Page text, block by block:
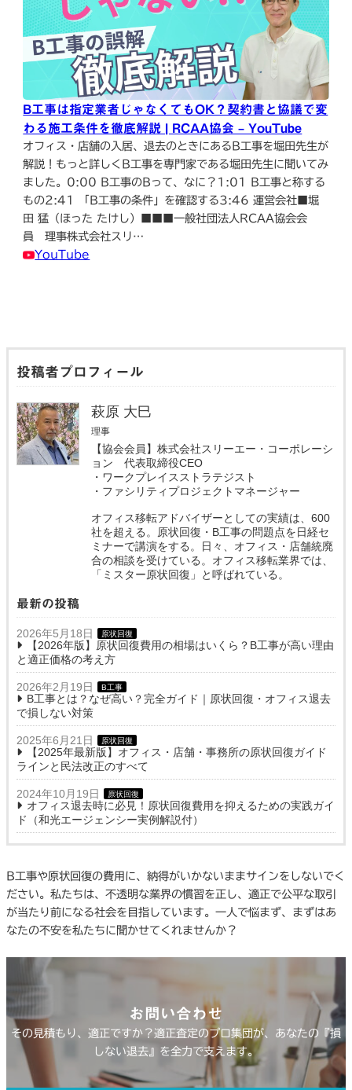
B工事は指定業者じゃなくてもOK？契約書と協議で変
わる施工条件を徹底解説 | RCAA協会 – YouTube
オフィス・店舗の入居、退去のときにあるB工事を堀田先生が
解説！もっと詳しくB工事を専門家である堀田先生に聞いてみ
ました。0:00 B工事のBって、なに？1:01 B工事と称する
もの2:41 「B工事の条件」を確認する3:46 運営会社■堀
田 猛（ほった たけし）■■■一般社団法人RCAA協会会
員 理事株式会社スリ…
YouTube
投稿者プロフィール
萩原 大巳
理事
【協会会員】株式会社スリーエー・コーポレーシ
ョン 代表取締役CEO
・ワークプレイスストラテジスト
・ファシリティプロジェクトマネージャー
オフィス移転アドバイザーとしての実績は、600
社を超える。原状回復・B工事の問題点を日経セ
ミナーで講演をする。日々、オフィス・店舗統廃
合の相談を受けている。オフィス移転業界では、
「ミスター原状回復」と呼ばれている。
最新の投稿
2026年5月18日 原状回復
【2026年版】原状回復費用の相場はいくら？B工事が高い理由
と適正価格の考え方
2026年2月19日 B工事
B工事とは？なぜ高い？完全ガイド｜原状回復・オフィス退去
で損しない対策
2025年6月21日 原状回復
【2025年最新版】オフィス・店舗・事務所の原状回復ガイド
ラインと民法改正のすべて
2024年10月19日 原状回復
オフィス退去時に必見！原状回復費用を抑えるための実践ガイ
ド（和光エージェンシー実例解説付）
B工事や原状回復の費用に、納得がいかないままサインをしないでく
ださい。私たちは、不透明な業界の慣習を正し、適正で公平な取引
が当たり前になる社会を目指しています。一人で悩まず、まずはあ
なたの不安を私たちに聞かせてくれませんか？
お問い合わせ
その見積もり、適正ですか？適正査定のプロ集団が、あなたの『損
しない退去』を全力で支えます。